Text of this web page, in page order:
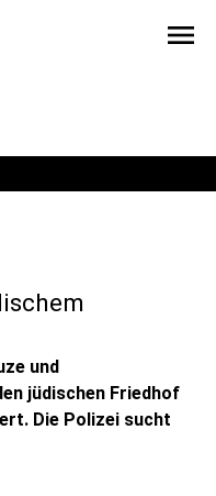
menu
und
jüdischen Friedhof
Die Polizei sucht